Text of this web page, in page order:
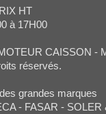
HT
à 17H00
CAISSON -
réservés.
grandes marques
- FASAR - SOLER